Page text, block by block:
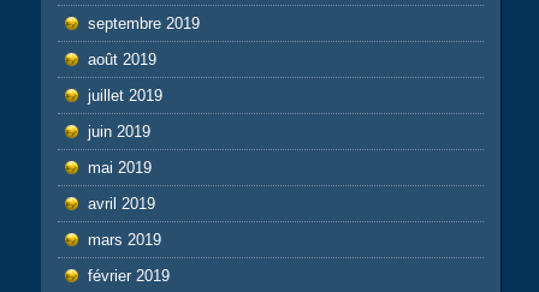
septembre 2019
août 2019
juillet 2019
juin 2019
mai 2019
avril 2019
mars 2019
février 2019